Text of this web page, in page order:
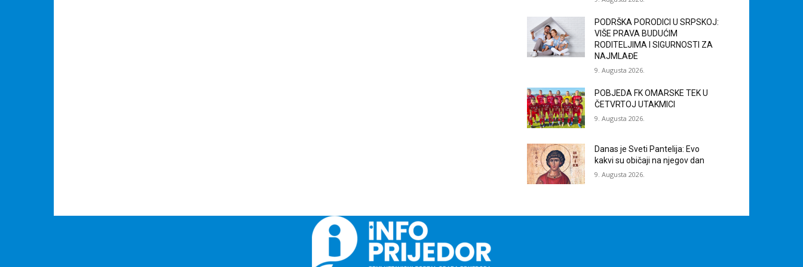
PODRŠKA PORODICI U SRPSKOJ:
VIŠE PRAVA BUDUĆIM
RODITELJIMA I SIGURNOSTI ZA
NAJMLAĐE
9. Augusta 2026.
POBJEDA FK OMARSKE TEK U
ČETVRTOJ UTAKMICI
9. Augusta 2026.
Danas je Sveti Pantelija: Evo
kakvi su običaji na njegov dan
9. Augusta 2026.